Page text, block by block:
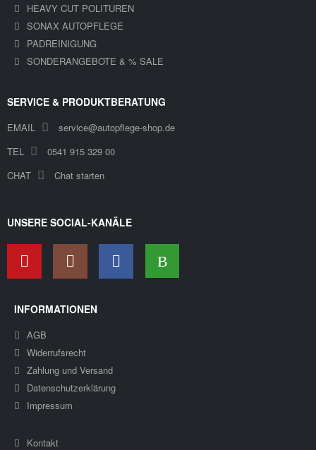
HEAVY CUT POLITUREN
SONAX AUTOPFLEGE
PADREINIGUNG
SONDERANGEBOTE & % SALE
SERVICE & PRODUKTBERATUNG
EMAIL
service@autopflege-shop.de
TEL
0541 915 329 00
CHAT
Chat starten
UNSERE SOCIAL-KANÄLE
INFORMATIONEN
AGB
Widerrufsrecht
Zahlung und Versand
Datenschutzerklärung
Impressum
Kontakt